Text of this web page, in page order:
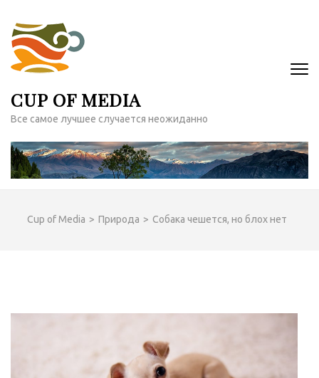
содержимому
(нажмите
Enter)
CUP OF MEDIA
Все самое лучшее случается неожиданно
Cup of Media > Природа > Собака чешется, но блох нет